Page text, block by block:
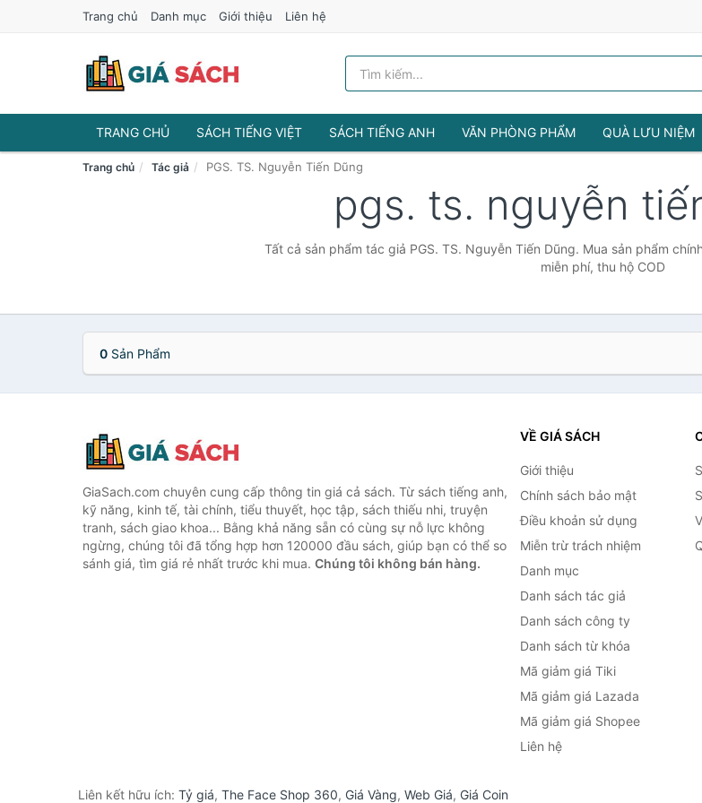
Trang chủ Danh mục Giới thiệu Liên hệ
TRANG CHỦ SÁCH TIẾNG VIỆT SÁCH TIẾNG ANH VĂN PHÒNG PHẨM QUÀ LƯU NIỆM
Trang chủ Tác giả PGS. TS. Nguyễn Tiến Dũng
pgs. ts. nguyễn
Tất cả sản phẩm tác giả PGS. TS. Nguyễn Tiến Dũng. Mua sản phẩm
miễn phí, thu hộ COD
0 Sản Phẩm
GiaSach.com chuyên cung cấp thông tin giá cả sách. Từ sách tiếng anh,
kỹ năng, kinh tế, tài chính, tiểu thuyết, học tập, sách thiếu nhi, truyện
tranh, sách giao khoa... Bằng khả năng sẵn có cùng sự nỗ lực không
ngừng, chúng tôi đã tổng hợp hơn 120000 đầu sách, giúp bạn có thể so
sánh giá, tìm giá rẻ nhất trước khi mua. Chúng tôi không bán hàng.
VỀ GIÁ SÁCH
Giới thiệu
Chính sách bảo mật
Điều khoản sử dụng
Miễn trừ trách nhiệm
Danh mục
Danh sách tác giả
Danh sách công ty
Danh sách từ khóa
Mã giảm giá Tiki
Mã giảm giá Lazada
Mã giảm giá Shopee
Liên hệ
Liên kết hữu ích: Tỷ giá, The Face Shop 360, Giá Vàng, Web Giá, Giá Coin